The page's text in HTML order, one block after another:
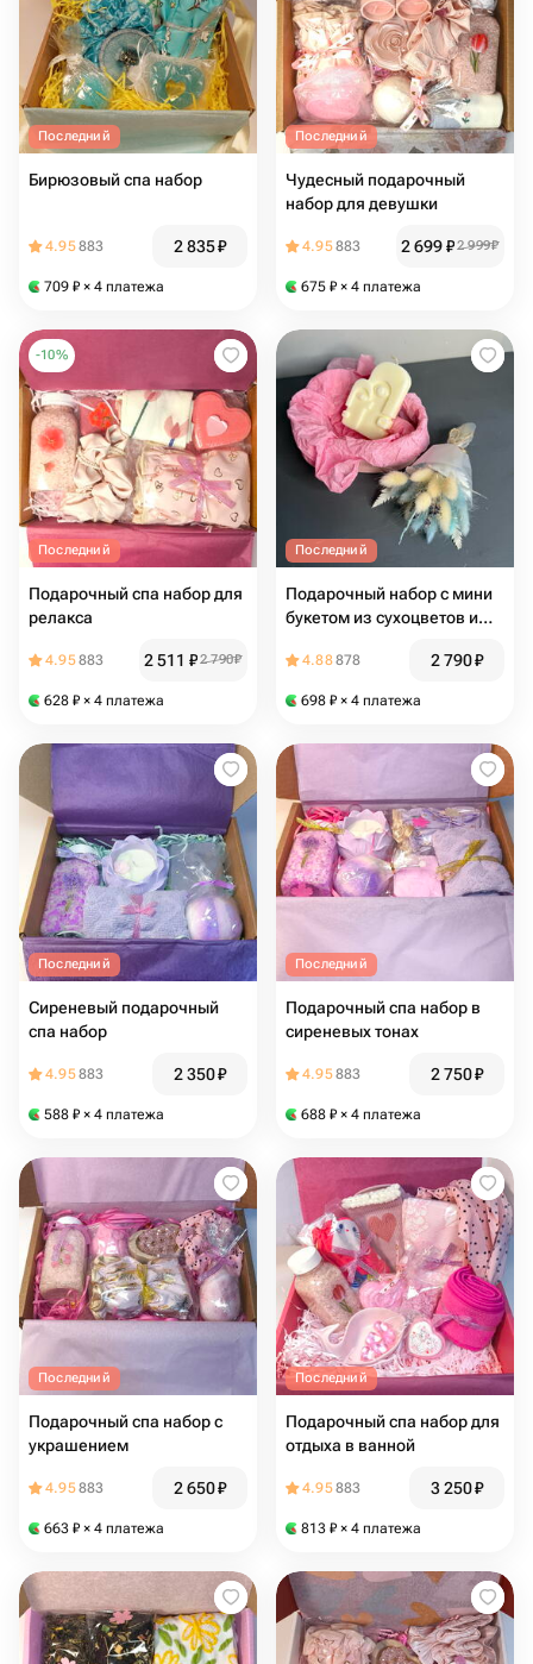
Последний
Бирюзовый спа набор
4.95883 2 835₽
709 ₽ × 4 платежа
Последний
Чудесный подарочный
набор для девушки
4.95883 2 699₽2 999₽
675 ₽ × 4 платежа
-10%
Последний
Подарочный спа набор для
релакса
4.95883 2 511 ₽2 790₽
628 ₽ × 4 платежа
Последний
Подарочный набор с мини
букетом из сухоцветов и
4.88878 2 790₽
698 ₽ × 4 платежа
Последний
Сиреневый подарочный
спа набор
4.95883 2 350₽
588 ₽ × 4 платежа
Последний
Подарочный спа набор в
сиреневых тонах
4.95883 2 750₽
688 ₽ × 4 платежа
Последний
Подарочный спа набор с
украшением
4.95883 2 650₽
663 ₽ × 4 платежа
Последний
Подарочный спа набор для
отдыха в ванной
4.95883 3 250₽
813 ₽ × 4 платежа